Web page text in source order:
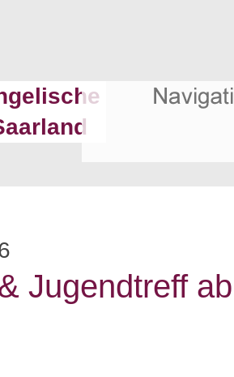
Jugendtreff